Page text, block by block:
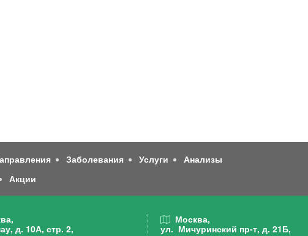
Заболевания Услуги
Анализы
Акции
д. 10А, стр. 2,
Москва,
ул. Мичуринский пр-т, д. 21Б,